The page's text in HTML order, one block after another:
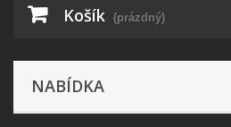
Košík (prázdný)
NABÍDKA